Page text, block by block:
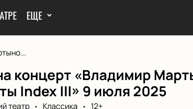
ЕЩЕ
концерт «Владимир
Index III» 9 июля 2025
театр Классика
12+